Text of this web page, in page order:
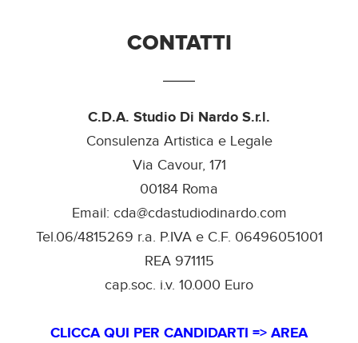
CONTATTI
C.D.A. Studio Di Nardo S.r.l.
Consulenza Artistica e Legale
Via Cavour, 171
00184 Roma
Email: cda@cdastudiodinardo.com
Tel.06/4815269 r.a. P.IVA e C.F. 06496051001
REA 971115
cap.soc. i.v. 10.000 Euro
CLICCA QUI PER CANDIDARTI => AREA